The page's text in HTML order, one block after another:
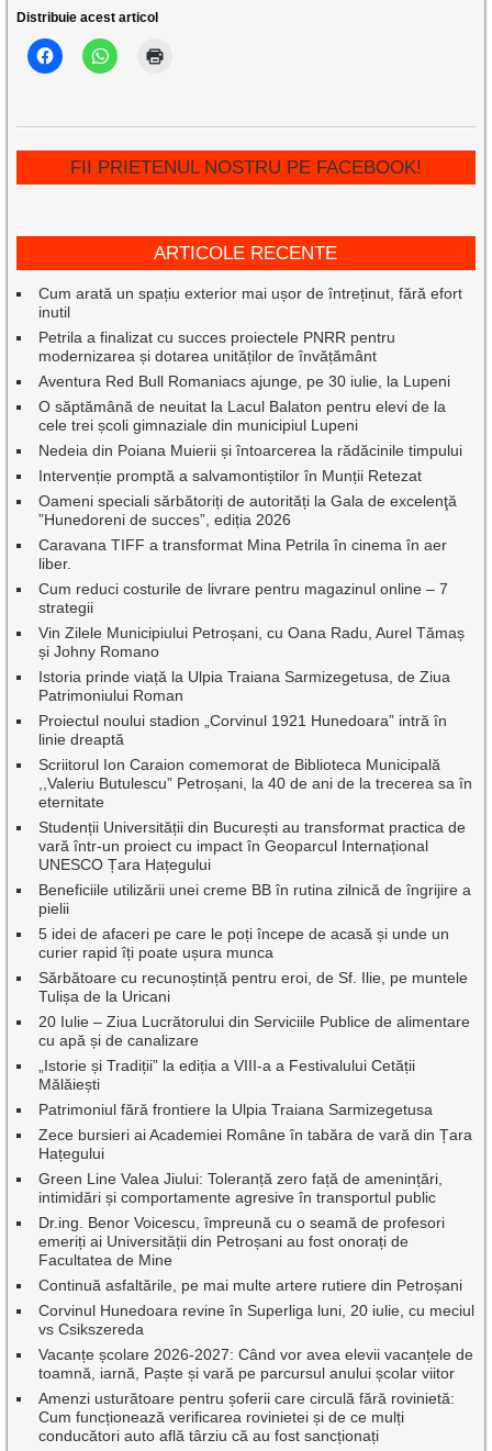
Distribuie acest articol
FII PRIETENUL NOSTRU PE FACEBOOK!
ARTICOLE RECENTE
Cum arată un spațiu exterior mai ușor de întreținut, fără efort
inutil
Petrila a finalizat cu succes proiectele PNRR pentru
modernizarea și dotarea unităților de învățământ
Aventura Red Bull Romaniacs ajunge, pe 30 iulie, la Lupeni
O săptămână de neuitat la Lacul Balaton pentru elevi de la
cele trei școli gimnaziale din municipiul Lupeni
Nedeia din Poiana Muierii și întoarcerea la rădăcinile timpului
Intervenție promptă a salvamontiștilor în Munții Retezat
Oameni speciali sărbătoriți de autorități la Gala de excelenţă
”Hunedoreni de succes”, ediția 2026
Caravana TIFF a transformat Mina Petrila în cinema în aer
liber.
Cum reduci costurile de livrare pentru magazinul online – 7
strategii
Vin Zilele Municipiului Petroșani, cu Oana Radu, Aurel Tămaș
și Johny Romano
Istoria prinde viață la Ulpia Traiana Sarmizegetusa, de Ziua
Patrimoniului Roman
Proiectul noului stadion „Corvinul 1921 Hunedoara” intră în
linie dreaptă
Scriitorul Ion Caraion comemorat de Biblioteca Municipală
,,Valeriu Butulescu” Petroșani, la 40 de ani de la trecerea sa în
eternitate
Studenții Universității din București au transformat practica de
vară într-un proiect cu impact în Geoparcul Internațional
UNESCO Țara Hațegului
Beneficiile utilizării unei creme BB în rutina zilnică de îngrijire a
pielii
5 idei de afaceri pe care le poți începe de acasă și unde un
curier rapid îți poate ușura munca
Sărbătoare cu recunoștință pentru eroi, de Sf. Ilie, pe muntele
Tulișa de la Uricani
20 Iulie – Ziua Lucrătorului din Serviciile Publice de alimentare
cu apă și de canalizare
„Istorie și Tradiții” la ediția a VIII-a a Festivalului Cetății
Mălăiești
Patrimoniul fără frontiere la Ulpia Traiana Sarmizegetusa
Zece bursieri ai Academiei Române în tabăra de vară din Țara
Hațegului
Green Line Valea Jiului: Toleranță zero față de amenințări,
intimidări și comportamente agresive în transportul public
Dr.ing. Benor Voicescu, împreună cu o seamă de profesori
emeriți ai Universității din Petroșani au fost onorați de
Facultatea de Mine
Continuă asfaltările, pe mai multe artere rutiere din Petroșani
Corvinul Hunedoara revine în Superliga luni, 20 iulie, cu meciul
vs Csikszereda
Vacanțe școlare 2026-2027: Când vor avea elevii vacanțele de
toamnă, iarnă, Paște și vară pe parcursul anului școlar viitor
Amenzi usturătoare pentru șoferii care circulă fără rovinietă:
Cum funcționează verificarea rovinietei și de ce mulți
conducători auto află târziu că au fost sancționați